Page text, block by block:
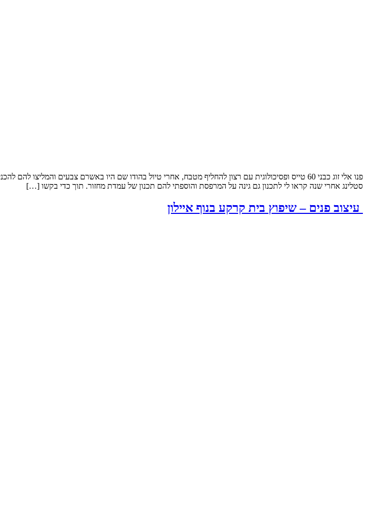
פנו אלי זוג כבני 60 טייס ופסיכולוגית עם רצון להחליף מטבח, אחרי טיול בהודו שם היו באשרם צבעים
סטלינג אחרי שנה קראו לי לתכנון גם גינה על המרפסת והוספתי להם תכנון של עמדת מחזור. תוך כדי בקשו […]
עיצוב פנים – שיפוץ בית קרקע בנוף איילון